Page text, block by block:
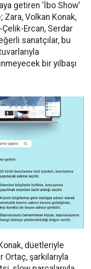
getiren ‘İbo Show’
Zara, Volkan Konak,
Ercan, Serdar
sanatçılar, bu
bir yılbaşı
düetleriyle
şarkılarıyla